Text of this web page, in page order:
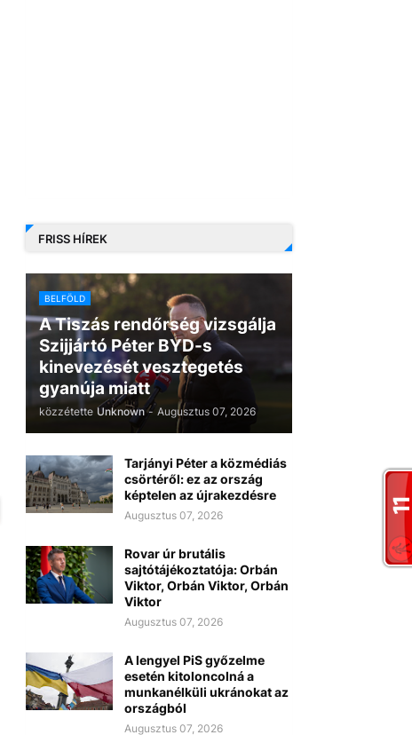
FRISS HÍREK
BELFÖLD
A Tiszás rendőrség vizsgálja
Szijjártó Péter BYD-s
kinevezését vesztegetés
gyanúja miatt
közzétette Unknown - Augusztus 07, 2026
Tarjányi Péter a közmédiás
csörtéről: ez az ország
képtelen az újrakezdésre
Augusztus 07, 2026
Rovar úr brutális
sajtótájékoztatója: Orbán
Viktor, Orbán Viktor, Orbán
Viktor
Augusztus 07, 2026
A lengyel PiS győzelme
esetén kitoloncolná a
munkanélküli ukránokat az
országból
Augusztus 07, 2026